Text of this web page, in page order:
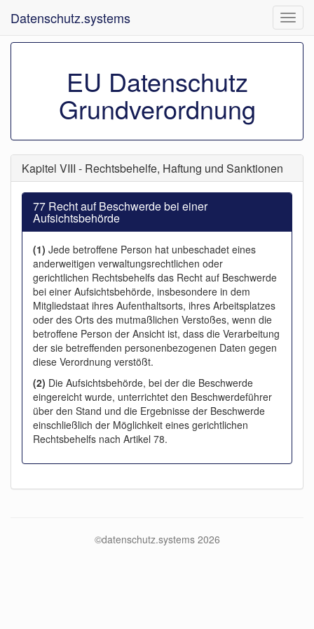
ein-/
Datenschutz.systems
EU Datenschutz
Grundverordnung
Kapitel VIII - Rechtsbehelfe, Haftung und Sanktionen
77 Recht auf Beschwerde bei einer
Aufsichtsbehörde
(1) Jede betroffene Person hat unbeschadet eines
anderweitigen verwaltungsrechtlichen oder
gerichtlichen Rechtsbehelfs das Recht auf Beschwerde
bei einer Aufsichtsbehörde, insbesondere in dem
Mitgliedstaat ihres Aufenthaltsorts, ihres Arbeitsplatzes
oder des Orts des mutmaßlichen Verstoßes, wenn die
betroffene Person der Ansicht ist, dass die Verarbeitung
der sie betreffenden personenbezogenen Daten gegen
diese Verordnung verstößt.
(2) Die Aufsichtsbehörde, bei der die Beschwerde
eingereicht wurde, unterrichtet den Beschwerdeführer
über den Stand und die Ergebnisse der Beschwerde
einschließlich der Möglichkeit eines gerichtlichen
Rechtsbehelfs nach Artikel 78.
©datenschutz.systems 2026